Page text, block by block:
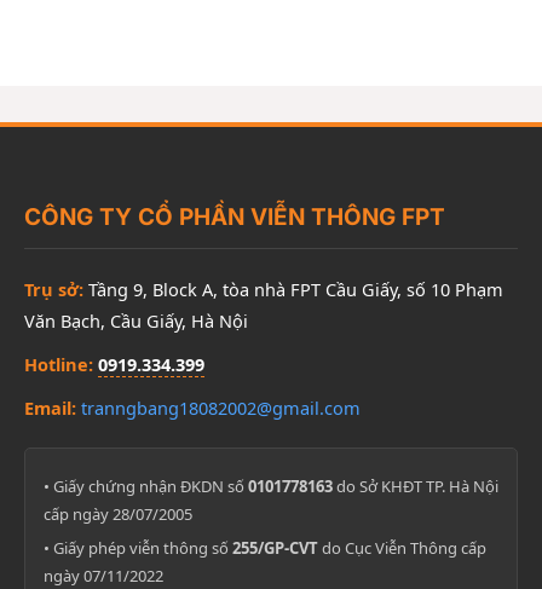
CÔNG TY CỔ PHẦN VIỄN THÔNG FPT
Trụ sở: Tầng 9, Block A, tòa nhà FPT Cầu Giấy, số 10 Phạm
Văn Bạch, Cầu Giấy, Hà Nội
Hotline: 0919.334.399
Email: tranngbang18082002@gmail.com
• Giấy chứng nhận ĐKDN số 0101778163do Sở KHĐT TP. Hà Nội
cấp ngày 28/07/2005
• Giấy phép viễn thông số 255/GP-CVTdo Cục Viễn Thông cấp
ngày 07/11/2022